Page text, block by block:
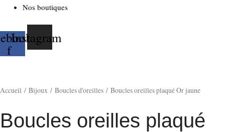
Nos boutiques
f
Instagram
Accueil / Bijoux / Boucles d'oreilles / Boucles oreilles plaqué Or jaune
Boucles oreilles plaqué